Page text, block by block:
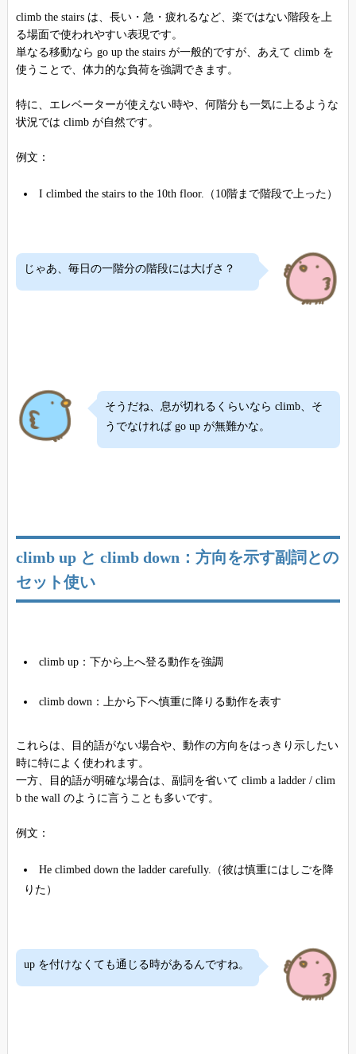
climb the stairs は、長い・急・疲れるなど、楽ではない階段を上
る場面で使われやすい表現です。
単なる移動なら go up the stairs が一般的ですが、あえて climb を
使うことで、体力的な負荷を強調できます。
特に、エレベーターが使えない時や、何階分も一気に上るような
状況では climb が自然です。
例文：
I climbed the stairs to the 10th floor.（10階まで階段で上った）
じゃあ、毎日の一階分の階段には大げさ？
そうだね、息が切れるくらいなら climb、そ
うでなければ go up が無難かな。
climb up と climb down：方向を示す副詞との
セット使い
climb up：下から上へ登る動作を強調
climb down：上から下へ慎重に降りる動作を表す
これらは、目的語がない場合や、動作の方向をはっきり示したい
時に特によく使われます。
一方、目的語が明確な場合は、副詞を省いて climb a ladder / clim
b the wall のように言うことも多いです。
例文：
He climbed down the ladder carefully.（彼は慎重にはしごを降
りた）
up を付けなくても通じる時があるんですね。